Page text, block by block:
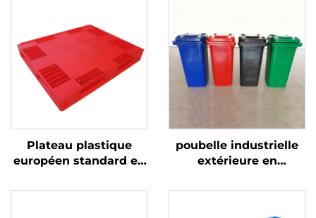
Plateau plastique
européen standard en
1210, utilisé pour le
poubelle industrielle
extérieure en
litres, corbeille à